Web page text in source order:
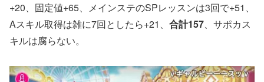
+20、固定値+65、メインステのSPレッスンは3回で+51、
Aスキル取得は雑に7回としたら+21、 合計157、サポカス
キルは腐らない。